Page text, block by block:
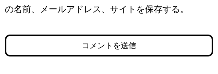
の名前、メールアドレス、サイトを保存する。